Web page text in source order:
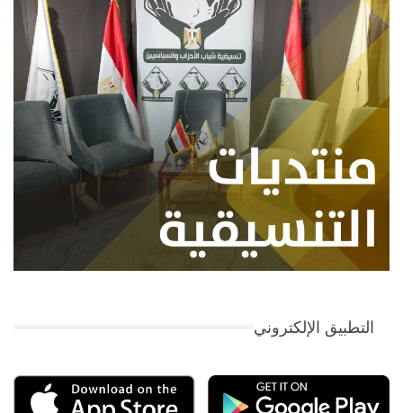
التطبيق الإلكتروني